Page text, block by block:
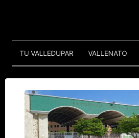
TU VALLEDUPAR VALLENATO